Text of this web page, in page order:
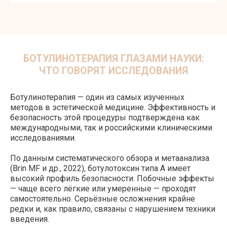
Ботулинотерапия — один из самых изученных
методов в эстетической медицине. Эффективность и
безопасность этой процедуры подтверждена как
международными, так и российскими клиническими
исследованиями.
По данным систематического обзора и метаанализа
(Brin MF и др., 2022), ботулотоксин типа А имеет
высокий профиль безопасности. Побочные эффекты
— чаще всего лёгкие или умеренные — проходят
самостоятельно. Серьёзные осложнения крайне
редки и, как правило, связаны с нарушением техники
введения.
КУЛЬТУРЕ УХОДА ЗА СОБОЙ